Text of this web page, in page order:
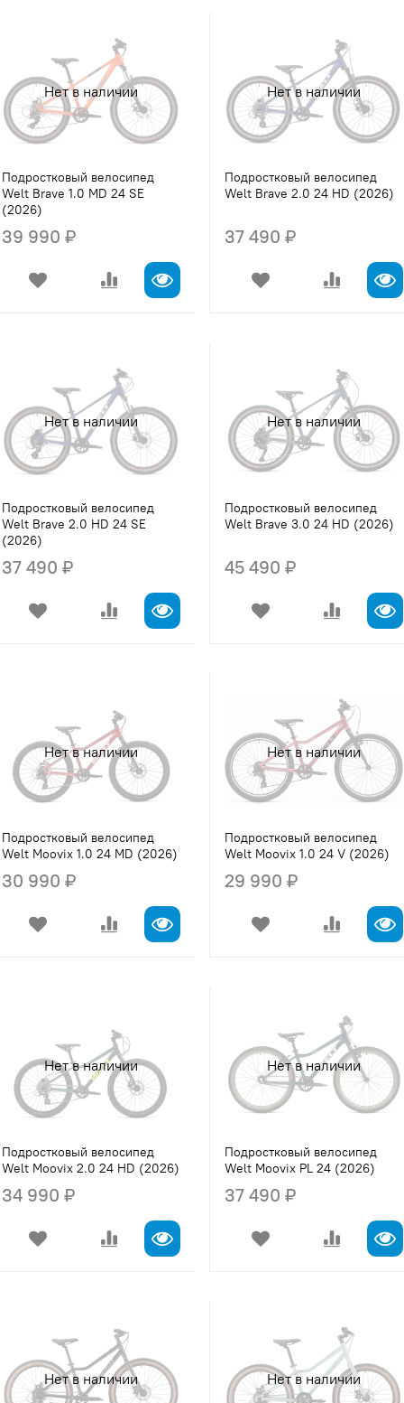
Нет в наличии
Подростковый велосипед
Welt Brave 1.0 MD 24 SE
(2026)
39 990 ₽
Нет в наличии
Подростковый велосипед
Welt Brave 2.0 24 HD (2026)
37 490 ₽
Нет в наличии
Подростковый велосипед
Welt Brave 2.0 HD 24 SE
(2026)
37 490 ₽
Нет в наличии
Подростковый велосипед
Welt Brave 3.0 24 HD (2026)
45 490 ₽
Нет в наличии
Подростковый велосипед
Welt Moovix 1.0 24 MD (2026)
30 990 ₽
Нет в наличии
Подростковый велосипед
Welt Moovix 1.0 24 V (2026)
29 990 ₽
Нет в наличии
Подростковый велосипед
Welt Moovix 2.0 24 HD (2026)
34 990 ₽
Нет в наличии
Подростковый велосипед
Welt Moovix PL 24 (2026)
37 490 ₽
Нет в наличии Нет в наличии